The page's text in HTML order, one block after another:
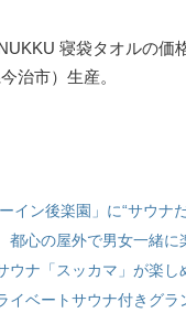
寝袋タオルの価
治市）生産。
イン後楽園」に“サウナ
都心の屋外で男女一緒
ウナ「スッカマ」が楽
イベートサウナ付きグ